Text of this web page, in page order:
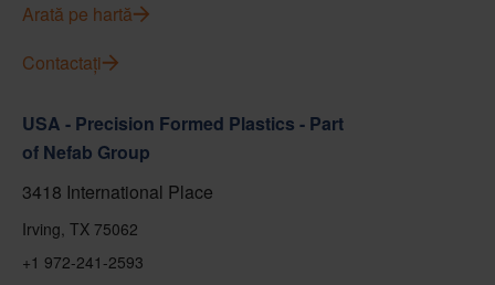
Arată pe hartă
Contactați
USA - Precision Formed Plastics - Part
of Nefab Group
3418 International Place
Irving, TX 75062
+1 972-241-2593